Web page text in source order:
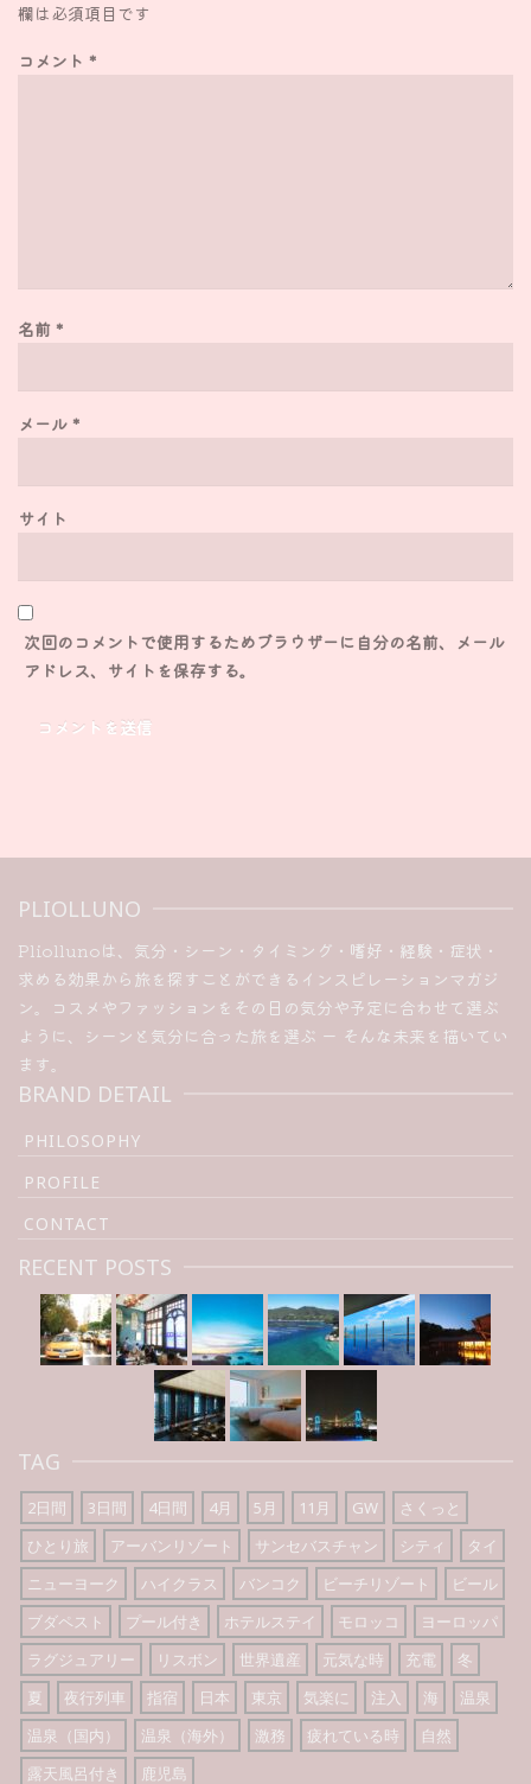
欄は必須項目です
コメント *
名前 *
メール *
サイト
次回のコメントで使用するためブラウザーに自分の名前、メール
アドレス、サイトを保存する。
PLIOLLUNO
Pliollunoは、気分・シーン・タイミング・嗜好・経験・症状・
求める効果から旅を探すことができるインスピレーションマガジ
ン。コスメやファッションをその日の気分や予定に合わせて選ぶ
ように、シーンと気分に合った旅を選ぶ ー そんな未来を描いてい
ます。
BRAND DETAIL
PHILOSOPHY
PROFILE
CONTACT
RECENT POSTS
TAG
2日間 3日間 4日間 4月 5月 11月 GW
さくっと
ひとり旅
アーバンリゾート サンセバスチャン シティ
タイ
ニューヨーク
ハイクラス バンコク ビーチリゾート
ビール
ブダペスト
プール付き ホテルステイ モロッコ
ヨーロッパ
ラグジュアリー
リスボン 世界遺産 元気な時 充電
冬
夏
夜行列車 指宿 日本 東京 気楽に 注入 海
温泉
温泉（国内）
温泉（海外） 激務 疲れている時
自然
露天風呂付き
鹿児島